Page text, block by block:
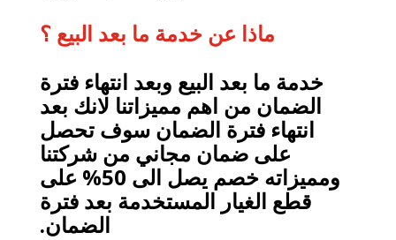
ماذا عن خدمة ما بعد البيع ؟
خدمة ما بعد البيع وبعد انتهاء فترة
الضمان من اهم مميزاتنا لانك بعد
انتهاء فترة الضمان سوف تحصل
على ضمان مجاني من شركتنا
ومميزاته خصم يصل الى 50% على
قطع الغيار المستخدمة بعد فترة
الضمان.